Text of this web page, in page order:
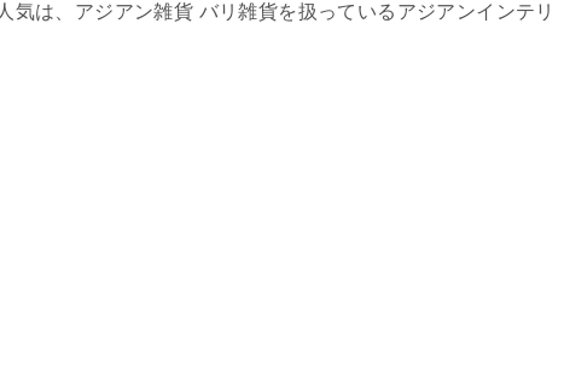
気は、アジアン雑貨 バリ雑貨を扱っているアジアンインテリ